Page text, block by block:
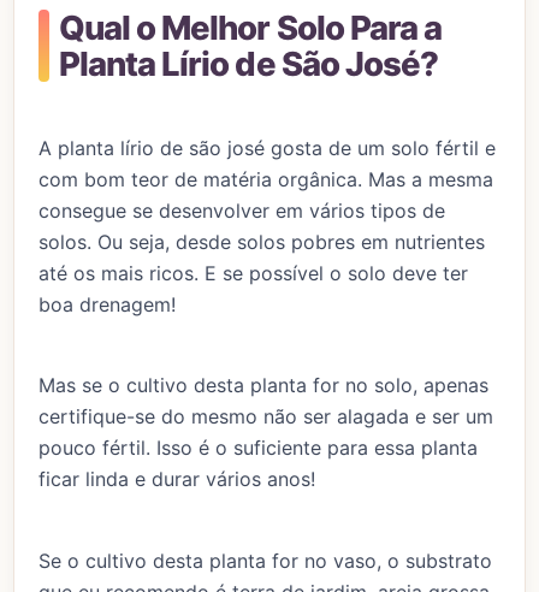
Qual o Melhor Solo Para a
Planta Lírio de São José?
A planta lírio de são josé gosta de um solo fértil e
com bom teor de matéria orgânica. Mas a mesma
consegue se desenvolver em vários tipos de
solos. Ou seja, desde solos pobres em nutrientes
até os mais ricos. E se possível o solo deve ter
boa drenagem!
Mas se o cultivo desta planta for no solo, apenas
certifique-se do mesmo não ser alagada e ser um
pouco fértil. Isso é o suficiente para essa planta
ficar linda e durar vários anos!
Se o cultivo desta planta for no vaso, o substrato